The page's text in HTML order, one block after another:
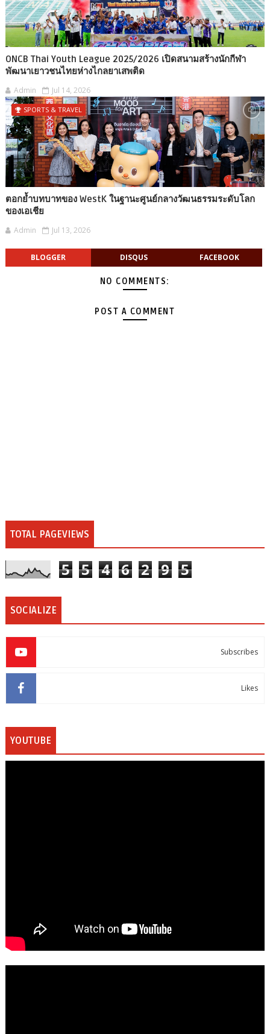
ONCB Thai Youth League 2025/2026 เปิดสนามสร้างนักกีฬา
พัฒนาเยาวชนไทยห่างไกลยาเสพติด
Admin Jul 14, 2026
SPORTS & TRAVEL
ตอกย้ำบทบาทของ WestK ในฐานะศูนย์กลางวัฒนธรรมระดับโลก
ของเอเชีย
Admin Jul 13, 2026
BLOGGER DISQUS FACEBOOK
NO COMMENTS:
POST A COMMENT
TOTAL PAGEVIEWS
5 5 4 6 2 9 5
SOCIALIZE
Subscribes
Likes
YOUTUBE